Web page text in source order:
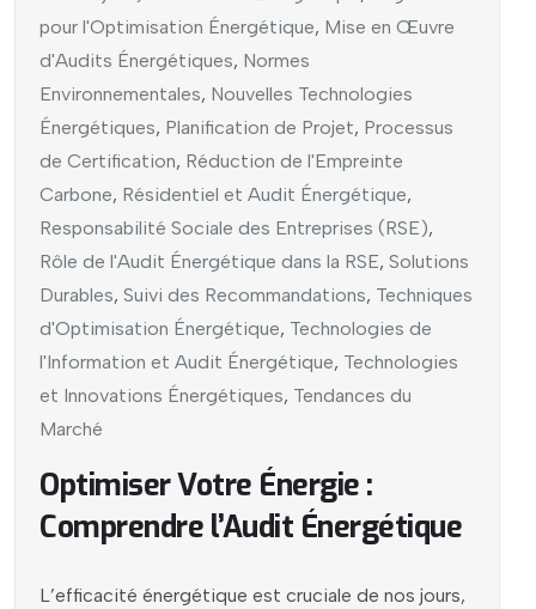
pour l'Optimisation Énergétique, Mise en Œuvre
d'Audits Énergétiques, Normes
Environnementales, Nouvelles Technologies
Énergétiques, Planification de Projet, Processus
de Certification, Réduction de l'Empreinte
Carbone, Résidentiel et Audit Énergétique,
Responsabilité Sociale des Entreprises (RSE),
Rôle de l'Audit Énergétique dans la RSE, Solutions
Durables, Suivi des Recommandations, Techniques
d'Optimisation Énergétique, Technologies de
l'Information et Audit Énergétique, Technologies
et Innovations Énergétiques, Tendances du
Marché
Optimiser Votre Énergie :
Comprendre l’Audit Énergétique
L’efficacité énergétique est cruciale de nos jours,